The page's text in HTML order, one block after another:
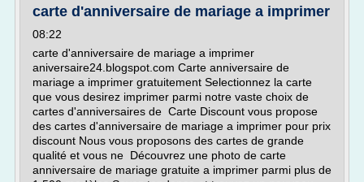
carte d'anniversaire de mariage a imprimer
08:22
carte d'anniversaire de mariage a imprimer
aniversaire24.blogspot.com Carte anniversaire de
mariage a imprimer gratuitement Selectionnez la carte
que vous desirez imprimer parmi notre vaste choix de
cartes d'anniversaires de Carte Discount vous propose
des cartes d'anniversaire de mariage a imprimer pour prix
discount Nous vous proposons des cartes de grande
qualité et vous ne Découvrez une photo de carte
anniversaire de mariage gratuite a imprimer parmi plus de